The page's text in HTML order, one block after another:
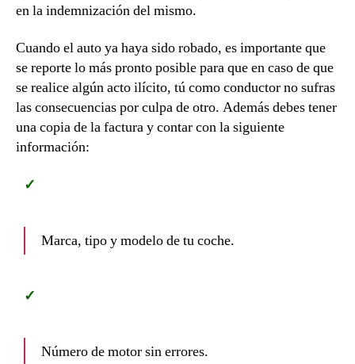
en la indemnización del mismo.
Cuando el auto ya haya sido robado, es importante que
se reporte lo más pronto posible para que en caso de que
se realice algún acto ilícito, tú como conductor no sufras
las consecuencias por culpa de otro. Además debes tener
una copia de la factura y contar con la siguiente
información:
Marca, tipo y modelo de tu coche.
Número de motor sin errores.